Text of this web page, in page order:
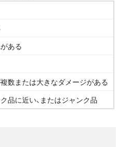
ある
数または大きなダメージがある
品に近い、またはジャンク品